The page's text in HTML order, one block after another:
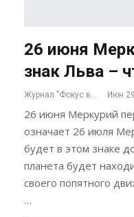
26 июня
знак Льва –
Июн
26 июня Меркурий
означает 26 июля
будет в этом знаке
планета будет
своего попятного
…